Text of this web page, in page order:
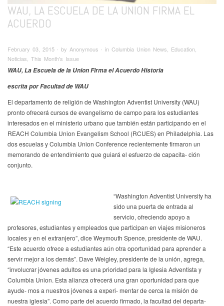
WAU, LA ESCUELA DE LA UNION FIRMA EL
ACUERDO
February 03, 2015 ∙ by Anonymous ∙ in Columbia Union News, Education,
Noticias, This Month's Issue
WAU, La Escuela de la Union Firma el AcuerdoHistoria
escrita por Facultad de WAU
El departamento de religión de Washington Adventist University (WAU)
pronto ofrecerá cursos de evangelismo de campo para los estudiantes
interesados en el ministerio urbano que también están participando en el
REACH Columbia Union Evangelism School (RCUES) en Philadelphia. Las
dos escuelas y Columbia Union Conference recientemente firmaron un
memorando de entendimiento que guiará el esfuerzo de capacita- ción
conjunto.
“Washington Adventist University ha
sido una puerta de entrada al
servicio, ofreciendo apoyo a
profesores, estudiantes y empleados que participan en viajes misioneros
locales y en el extranjero”, dice Weymouth Spence, presidente de WAU.
“Este acuerdo ofrece a estudiantes aún otra oportunidad para aprender a
servir mejor a los demás”. Dave Weigley, presidente de la unión, agrega,
“involucrar jóvenes adultos es una prioridad para la Iglesia Adventista y
Columbia Union. Esta alianza ofrecerá una gran oportunidad para que
ayude- mos a nuestros jóvenes a experi- mentar de cerca la misión de
nuestra iglesia”. Como parte del acuerdo firmado, la facultad del departa-